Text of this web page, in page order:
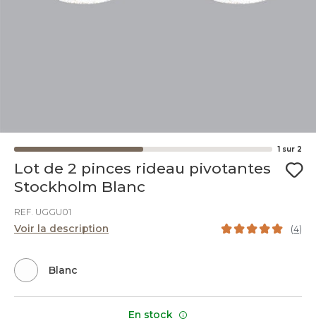
1 sur 2
Lot de 2 pinces rideau pivotantes
Stockholm Blanc
REF. UGGU01
Voir la description (4)
Blanc